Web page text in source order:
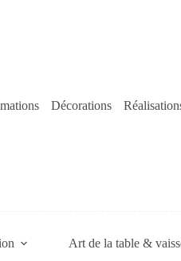
Décorations
Art de la table &